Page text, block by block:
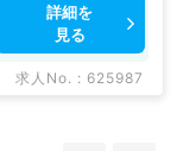
詳細を
見る
求人No. : 625987